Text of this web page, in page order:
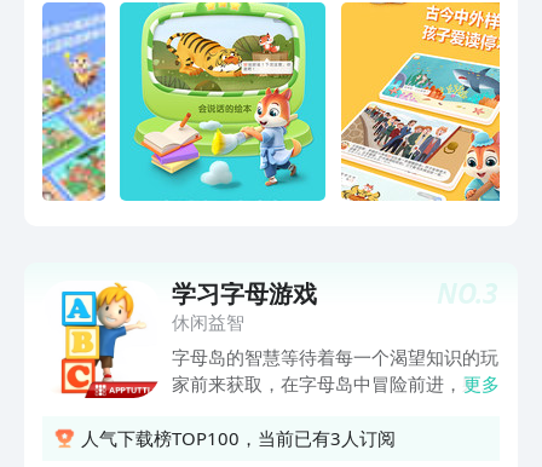
15分钟，阅读其实很轻松。产品特色1.
引导阅读三部曲，孩子好奇感兴趣毕业于
清北的专业产研团队，匠心打造趣味有效
的洪恩阅读体系，以的“导读-阅读-精
读”的三步阅读法，结合智能阅读能力体
系，因材施教、助力提升每一位宝贝的阅
读综合能力；2.古今中外样样有，孩子爱
读停不住阅读内容涵盖古诗词、成语典
孩子们在阅读中了解古今中外的文化内
涵，全面感受文字之美，轻松开启阅读启
蒙之路；3.情景动画品质高，沉浸阅读吸
收好专业影视制作团队打造的3D场景互
动方式，为孩子们奉上一幕幕影视级3D
验；从孩子的角度出发创意内容，用童真
NO.3
学习字母游戏
休闲益智
字母岛的智慧等待着每一个渴望知识的玩
家前来获取，在字母岛中冒险前进，躲避
母，并在存档点将它们组合成一个完整的
更多
人气下载榜TOP100，当前已有3人订阅